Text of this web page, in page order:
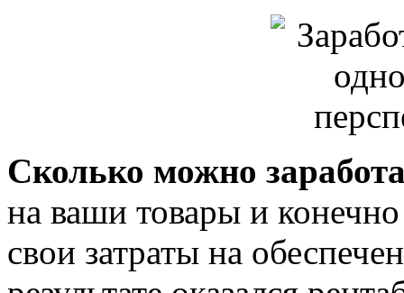
Сколько можно
на ваши товары и
свои затраты на